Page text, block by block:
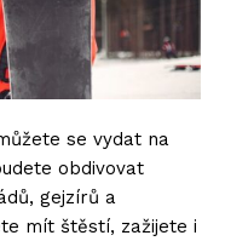
se vydat na
obdivovat
gejzírů a
mít štěstí, zažijete i